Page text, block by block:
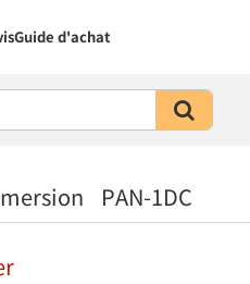
Guide d'achat
PAN-1DC